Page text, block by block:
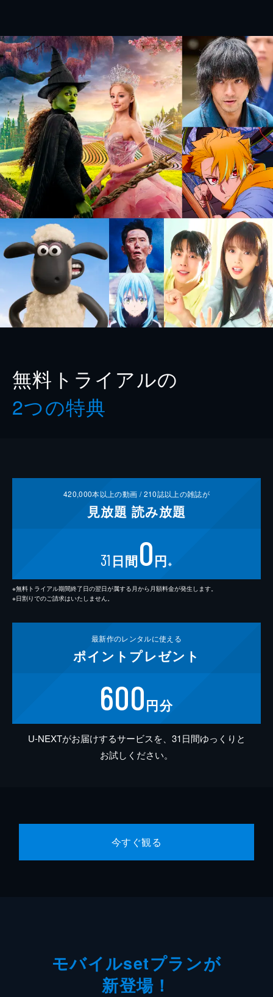
無料トライアルの
2つの特典
420,000本以上の動画 /210誌以上の雑誌が
見放題 読み放題
31 日間0円 ※
※無料トライアル期間終了日の翌日が属する月から月額料金が発生します。
※日割りでのご請求はいたしません。
最新作のレンタルに使える
ポイント プレゼント
600円分
U-NEXTがお届けするサービスを、31日間ゆっくりと
お試しください。
今すぐ観る
モバイルsetプランが
新登場！